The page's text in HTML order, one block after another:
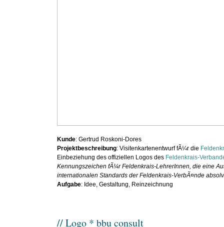
Kunde: Gertrud Roskoni-Dores
Projektbeschreibung: Visitenkartenentwurf fÃ¼r die
Einbeziehung des offiziellen Logos des Feldenkrais-
Kennungszeichen fÃ¼r Feldenkrais-LehrerInnen, die eine
internationalen Standards der Feldenkrais-VerbÃ¤nde
Aufgabe: Idee, Gestaltung, Reinzeichnung
// Logo * bbu consult